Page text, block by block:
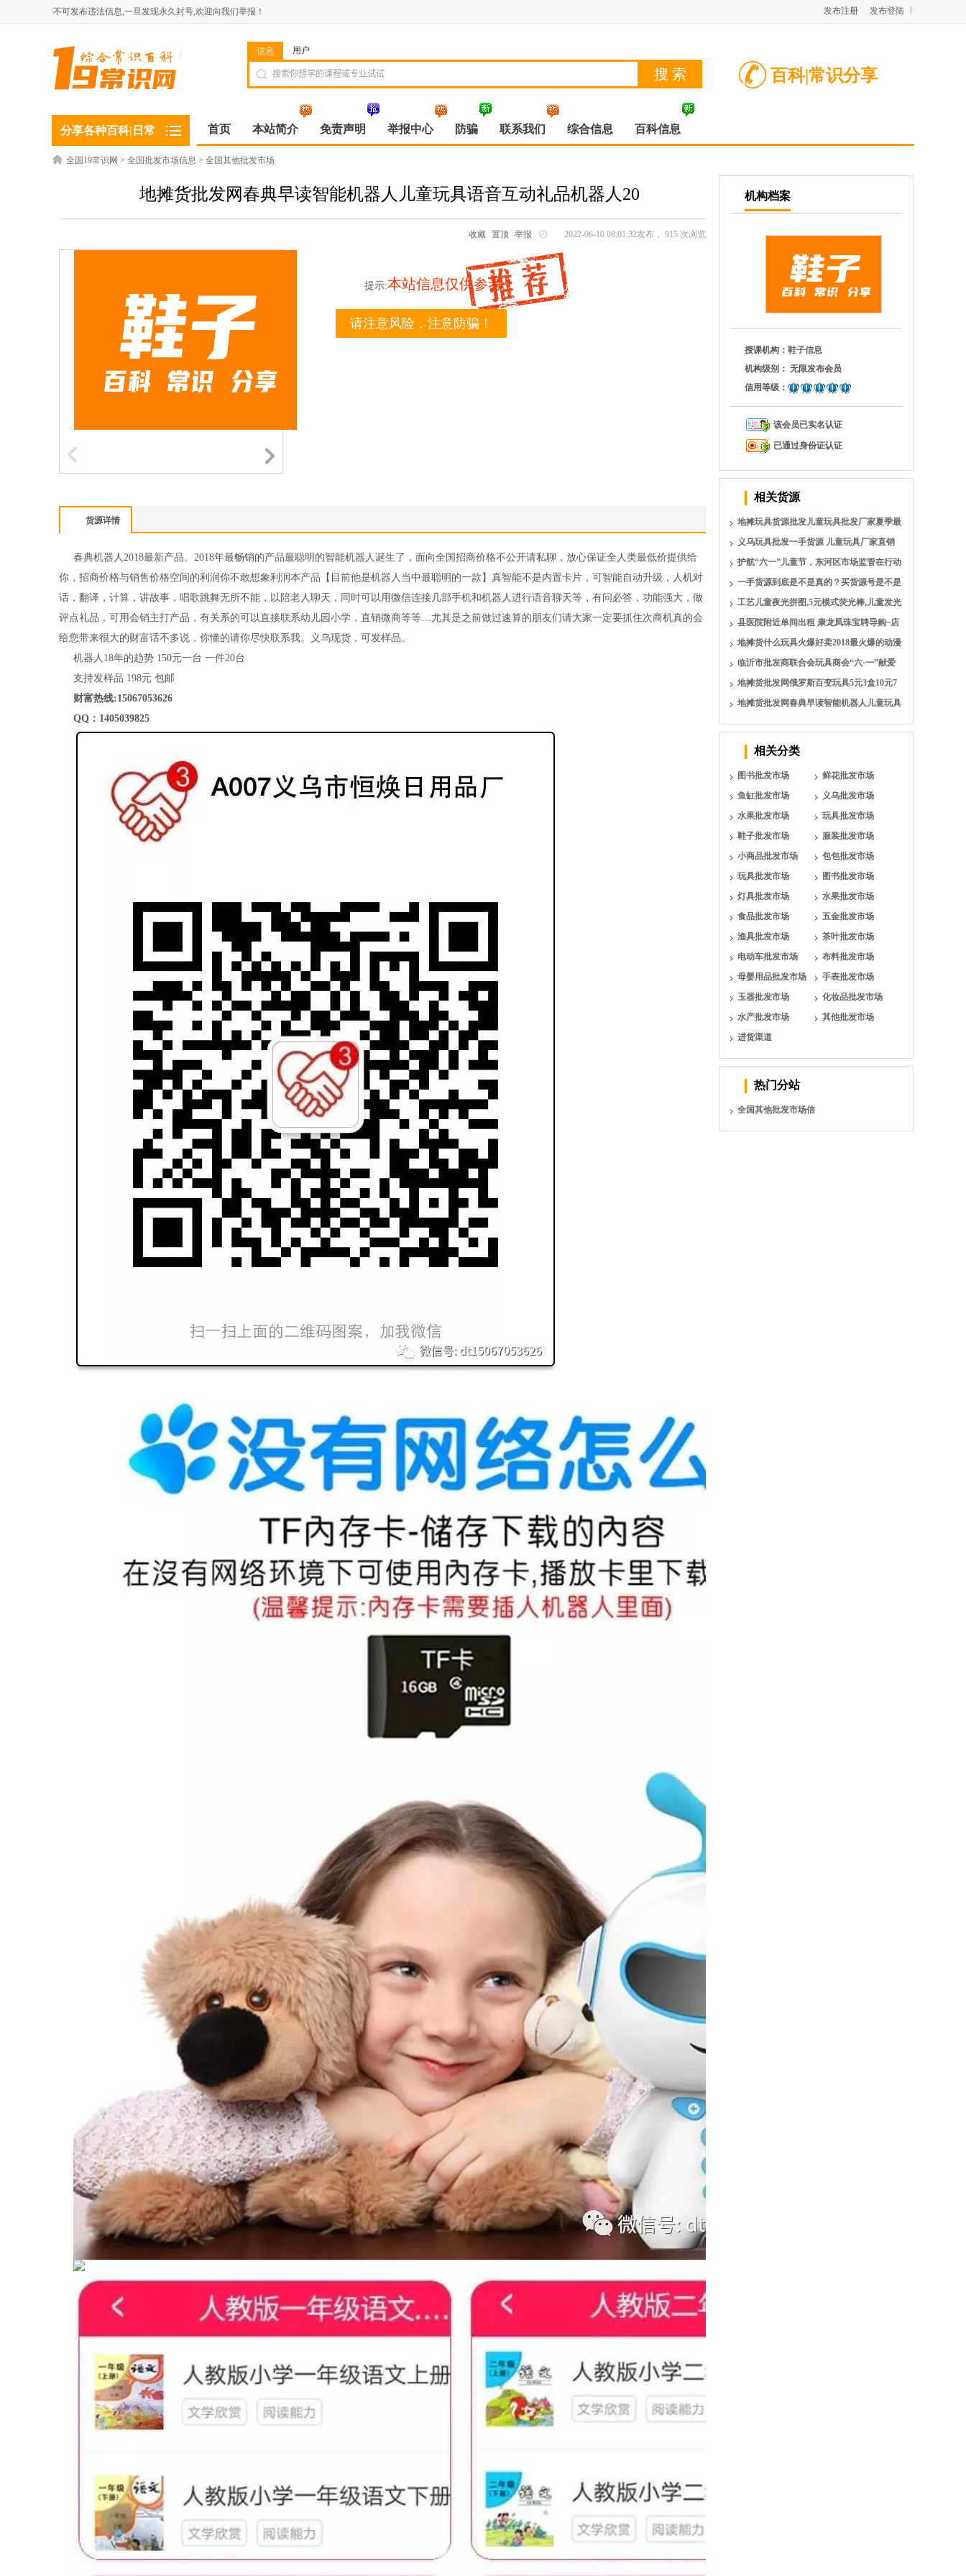
不可发布违法信息,一旦发现永久封号,欢迎向我们举报！ 发布登陆
发布注册
百科|常识分享
信息 用户
分享各种百科|日常 首页 本站简介 免责声明 举报中心 防骗 联系我们 综合信息 百科信息
全国19常识网 > 全国批发市场信息 > 全国其他批发市场
地摊货批发网春典早读智能机器人儿童玩具语音互动礼品机器人20
2022-06-10 08:01:32发布， 915 次浏览
收藏 置顶 举报
提示:本站信息仅供参考！
请注意风险，注意防骗！
货源详情
春典机器人2018最新产品。2018年最畅销的产品最聪明的智能机器人诞生了，面向全国招商价格不公开请私聊，放心保证全人类最低价提供给
你，招商价格与销售价格空间的利润你不敢想象利润本产品【目前他是机器人当中最聪明的一款】真智能不是内置卡片，可智能自动升级，人机对
话，翻译，计算，讲故事，唱歌跳舞无所不能，以陪老人聊天，同时可以用微信连接几部手机和机器人进行语音聊天等，有问必答，功能强大，做
评点礼品，可用会销主打产品，有关系的可以直接联系幼儿园小学，直销微商等等…尤其是之前做过速算的朋友们请大家一定要抓住次商机真的会
给您带来很大的财富话不多说，你懂的请你尽快联系我。义乌现货，可发样品。
机器人18年的趋势 150元一台 一件20台
支持发样品 198元 包邮
财富热线:15067053626
QQ：1405039825
机构档案
授课机构： 鞋子信息
机构级别： 无限发布会员
信用等级：
该会员已实名认证
已通过身份证认证
相关货源
地摊玩具货源批发儿童玩具批发厂家夏季最
新玩具批发
义乌玩具批发一手货源 儿童玩具厂家直销
玩具批发城在哪里拿货
护航“六一”儿童节，东河区市场监管在行动
—玩具
一手货源到底是不是真的？买货源号是不是
坑？童书绘本货源品牌玩
工艺儿童夜光拼图,5元模式荧光棒,儿童发光
玩具货源批发,3D
县医院附近单间出租 康龙凤珠宝聘导购~店
长 求职文员 诚招家
地摊货什么玩具火爆好卖2018最火爆的动漫
拉簧玩具全场十元一
临沂市批发商联合会玩具商会“六·一”献爱
心地摊货批发网俄罗斯百变玩具5元3盒10元7
盒模式地摊夜市摆地
地摊货批发网春典早读智能机器人儿童玩具
语音互动礼品机器人20
相关分类
图书批发市场
鲜花批发市场
鱼缸批发市场
义乌批发市场
水果批发市场
玩具批发市场
鞋子批发市场
服装批发市场
小商品批发市场
包包批发市场
玩具批发市场
图书批发市场
灯具批发市场
水果批发市场
食品批发市场
五金批发市场
渔具批发市场
茶叶批发市场
电动车批发市场
布料批发市场
母婴用品批发市场
手表批发市场
玉器批发市场
化妆品批发市场
水产批发市场
其他批发市场
进货渠道
热门分站
全国其他批发市场信
息